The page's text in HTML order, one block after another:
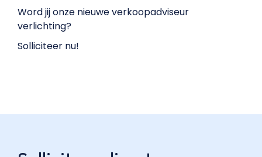
Word jij onze nieuwe verkoopadviseur
verlichting?
Solliciteer nu!